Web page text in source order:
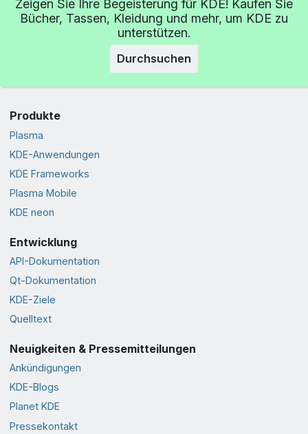
Zeigen Sie Ihre Begeisterung für KDE! Kaufen Sie
Bücher, Tassen, Kleidung und mehr, um KDE zu
unterstützen.
Durchsuchen
Produkte
Plasma
KDE-Anwendungen
KDE Frameworks
Plasma Mobile
KDE neon
Entwicklung
API-Dokumentation
Qt-Dokumentation
KDE-Ziele
Quelltext
Neuigkeiten & Pressemitteilungen
Ankündigungen
KDE-Blogs
Planet KDE
Pressekontakt